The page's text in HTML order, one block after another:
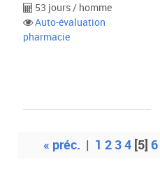
53 jours / homme
Auto-évaluation
pharmacie
« préc. | 1 2 3 4 [5] 6